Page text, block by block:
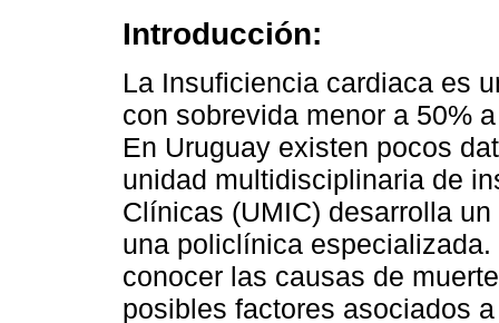
Introducción:
La Insuficiencia cardiaca es
con sobrevida menor a 50%
En Uruguay existen pocos
unidad multidisciplinaria de
Clínicas (UMIC) desarrolla
una policlínica
conocer las causas de
posibles factores asociados